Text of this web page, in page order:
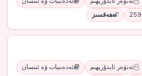
259 ھەقسىز
ئەنۋەر ئابدۇرېھىم ئەدەبىيات ۋە ئىنسان